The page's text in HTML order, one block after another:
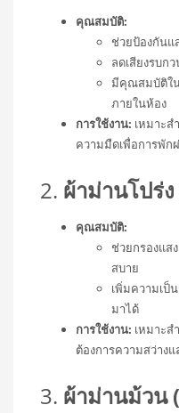
คุณสมบัติ:
ช่วยป้องกันแ
ลดเสียงรบก
มีคุณสมบัติใน
ภายในห้อง
การใช้งาน: เหมาะ
ความมืดเพื่อการพั
2. ผ้าม่านโปร่
คุณสมบัติ:
ช่วยกรองแส
สบาย
เพิ่มความเป็
มาได้
การใช้งาน: เหมาะ
ต้องการความสว่าง
3. ผ้าม่านม้วน